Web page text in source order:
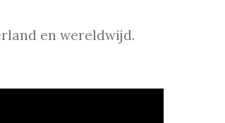
en wereldwijd.